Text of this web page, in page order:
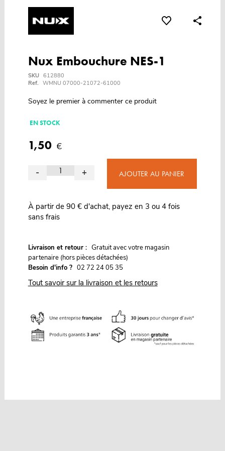
Nux Embouchure NES-1
SKU 612880
Ref. WMNU 07000-21072-61000
Soyez le premier à commenter ce produit
EN STOCK
1,50 €
- + AJOUTER AU PANIER
À partir de 90 € d'achat, payez en 3 ou 4 fois
sans frais
Livraison et retour : Gratuit avec votre magasin
partenaire (hors pièces détachées)
Besoin d'info ? 02 72 24 05 35
Tout savoir sur la livraison et les retours